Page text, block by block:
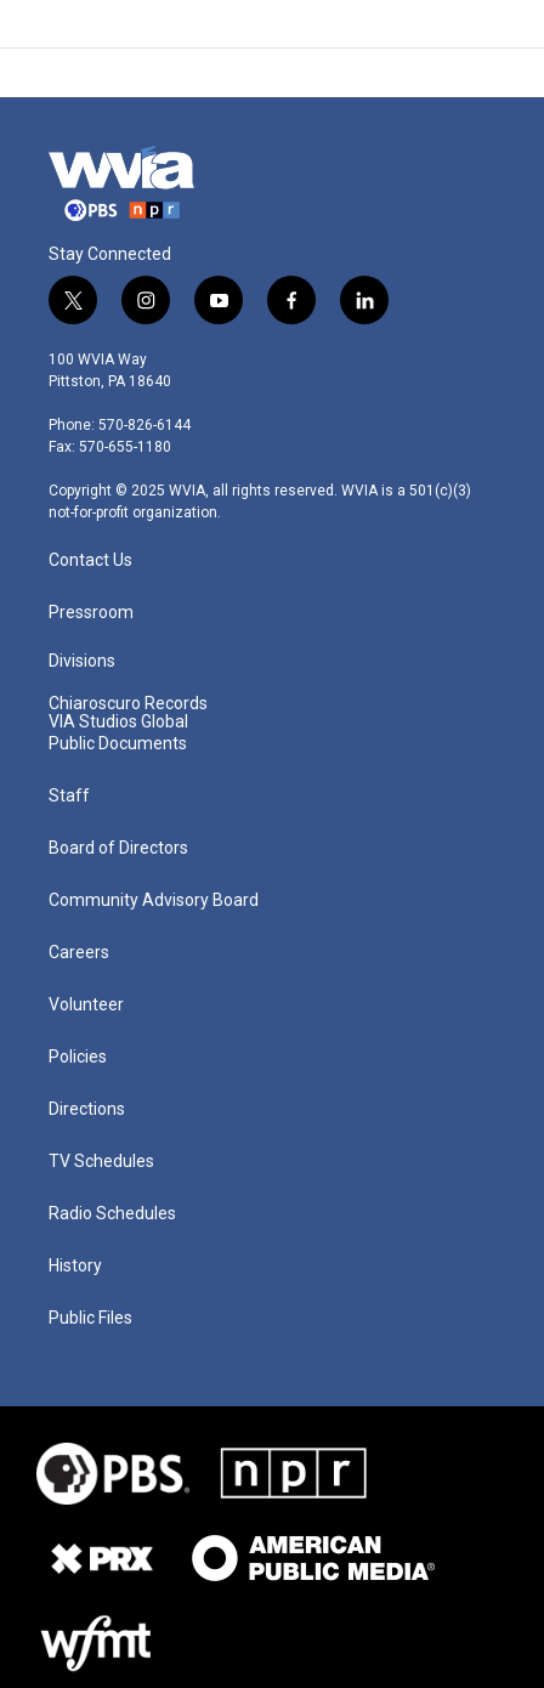
Stay Connected
t
w
i
t
e
r
i
n
s
t
g
r
m
y
o
f
a
l
i
100 WVIA Way
Pittston, PA 18640
Phone: 570-826-6144
Fax: 570-655-1180
Copyright © 2025 WVIA, all rights reserved. WVIA is a 501(c)(3)
not-for-profit organization.
Contact Us
Pressroom
Divisions
Chiaroscuro Records
VIA Studios Global
Public Documents
Staff
Board of Directors
Community Advisory Board
Careers
Volunteer
Policies
Directions
TV Schedules
Radio Schedules
History
Public Files